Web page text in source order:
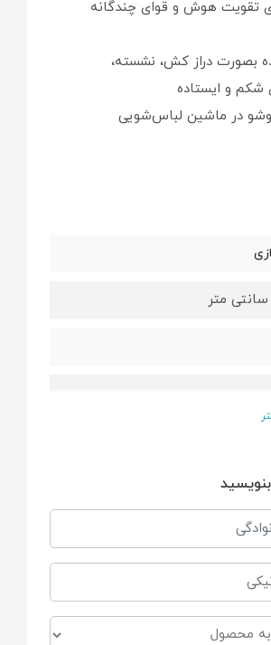
تقویت هوش و قوای چندگانه
بصورت دراز کش، نشسته،
شکم و ایستاده
در ماشین لباس‌شویی
عروسک آویز ۱ عدد آینه آویز جنس پلاستیک
با کیفیت